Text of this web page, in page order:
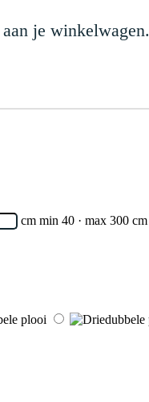
je winkelwagen.
cm min 40 · max 300 cm
plooi